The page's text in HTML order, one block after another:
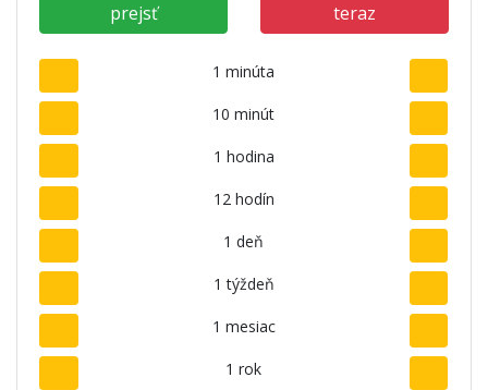
prejsť teraz
1 minúta
10 minút
1 hodina
12 hodín
1 deň
1 týždeň
1 mesiac
1 rok